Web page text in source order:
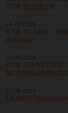
KTM MUSEUM
KTM Museum:
Anfassen
KTM ÖFFNET DIE
HERBST-